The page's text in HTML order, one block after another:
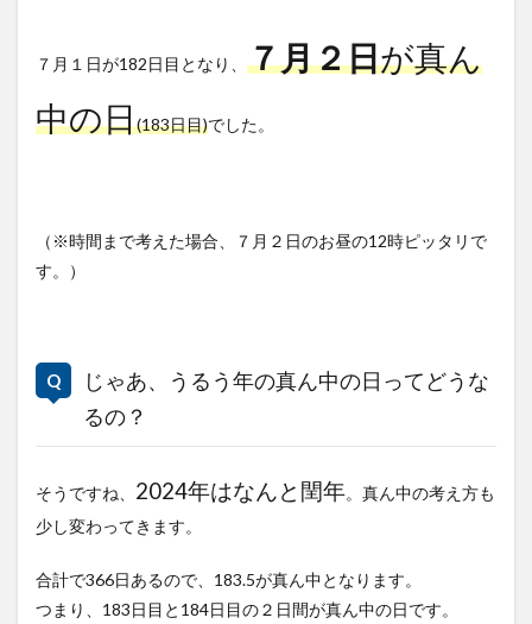
７月１日が182日目となり、 ７月２日が真ん
中の日(183日目)でした。
（※時間まで考えた場合、７月２日のお昼の12時ピッタリで
す。）
じゃあ、うるう年の真ん中の日ってどうな
るの？
そうですね、 2024年はなんと閏年。真ん中の考え方も
少し変わってきます。
合計で366日あるので、183.5が真ん中となります。
つまり、183日目と184日目の２日間が真ん中の日です。